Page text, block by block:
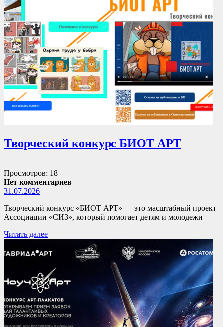
Творческий конкурс БИОТ АРТ
Просмотров: 18
Нет комментариев
31.07.2026
Творческий конкурс «БИОТ АРТ» — это масштабный проект
Ассоциации «СИЗ», который помогает детям и молодежи
Читать далее